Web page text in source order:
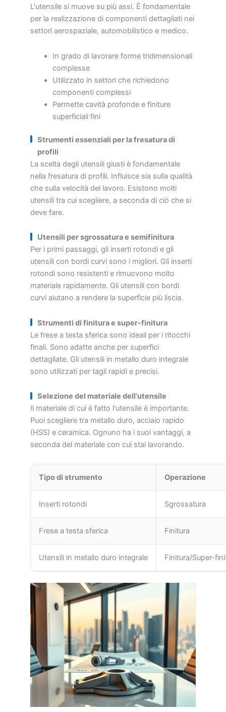
L'utensile si muove su più assi. È fondamentale
per la realizzazione di componenti dettagliati nei
settori aerospaziale, automobilistico e medico.
In grado di lavorare forme tridimensionali
complesse
Utilizzato in settori che richiedono
componenti complessi
Permette cavità profonde e finiture
superficiali fini
Strumenti essenziali per la fresatura di
profili
La scelta degli utensili giusti è fondamentale
nella fresatura di profili. Influisce sia sulla qualità
che sulla velocità del lavoro. Esistono molti
utensili tra cui scegliere, a seconda di ciò che si
deve fare.
Utensili per sgrossatura e semifinitura
Per i primi passaggi, gli inserti rotondi e gli
utensili con bordi curvi sono i migliori. Gli inserti
rotondi sono resistenti e rimuovono molto
materiale rapidamente. Gli utensili con bordi
curvi aiutano a rendere la superficie più liscia.
Strumenti di finitura e super-finitura
Le frese a testa sferica sono ideali per i ritocchi
finali. Sono adatte anche per superfici
dettagliate. Gli utensili in metallo duro integrale
sono utilizzati per tagli rapidi e precisi.
Selezione del materiale dell'utensile
Il materiale di cui è fatto l'utensile è importante.
Puoi scegliere tra metallo duro, acciaio rapido
(HSS) e ceramica. Ognuno ha i suoi vantaggi, a
seconda del materiale con cui stai lavorando.
Tipo di strumento Operazione
Inserti rotondi Sgrossatura
Frese a testa sferica Finitura
Utensili in metallo duro integrale Finitura/Super-